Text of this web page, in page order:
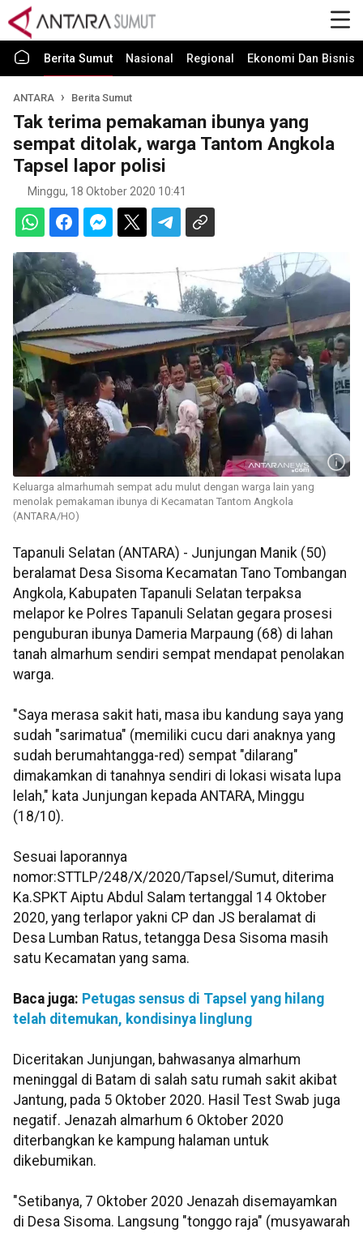
Berita Sumut Nasional Regional Ekonomi Dan Bisnis
ANTARA Berita Sumut
Tak terima pemakaman ibunya yang
sempat ditolak, warga Tantom Angkola
Tapsel lapor polisi
Minggu, 18 Oktober 2020 10:41
Keluarga almarhumah sempat adu mulut dengan warga lain yang
menolak pemakaman ibunya di Kecamatan Tantom Angkola
(ANTARA/HO)
Tapanuli Selatan (ANTARA) - Junjungan Manik (50)
beralamat Desa Sisoma Kecamatan Tano Tombangan
Angkola, Kabupaten Tapanuli Selatan terpaksa
melapor ke Polres Tapanuli Selatan gegara prosesi
penguburan ibunya Dameria Marpaung (68) di lahan
tanah almarhum sendiri sempat mendapat penolakan
warga.
"Saya merasa sakit hati, masa ibu kandung saya yang
sudah "sarimatua" (memiliki cucu dari anaknya yang
sudah berumahtangga-red) sempat "dilarang"
dimakamkan di tanahnya sendiri di lokasi wisata lupa
lelah," kata Junjungan kepada ANTARA, Minggu
(18/10).
Sesuai laporannya
nomor:STTLP/248/X/2020/Tapsel/Sumut, diterima
Ka.SPKT Aiptu Abdul Salam tertanggal 14 Oktober
2020, yang terlapor yakni CP dan JS beralamat di
Desa Lumban Ratus, tetangga Desa Sisoma masih
satu Kecamatan yang sama.
Baca juga: Petugas sensus di Tapsel yang hilang
telah ditemukan, kondisinya linglung
Diceritakan Junjungan, bahwasanya almarhum
meninggal di Batam di salah satu rumah sakit akibat
Jantung, pada 5 Oktober 2020. Hasil Test Swab juga
negatif. Jenazah almarhum 6 Oktober 2020
diterbangkan ke kampung halaman untuk
dikebumikan.
"Setibanya, 7 Oktober 2020 Jenazah disemayamkan
di Desa Sisoma. Langsung "tonggo raja" (musyawarah